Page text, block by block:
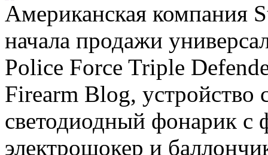
Американская компания
начала продажи
Police Force Triple
Firearm Blog,
светодиодный фонарик с
электрошокер и